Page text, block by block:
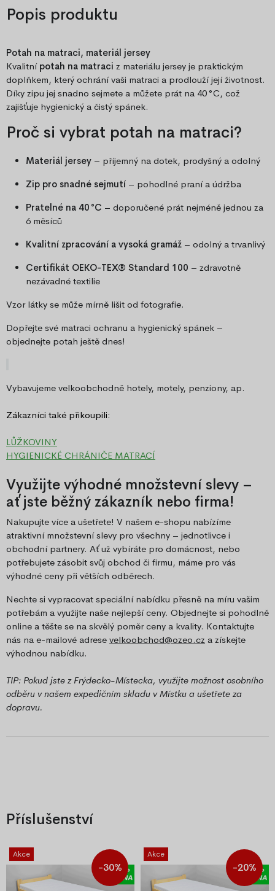
Popis produktu
Potah na matraci, materiál jersey
Kvalitní potah na matraci z materiálu jersey je praktickým
doplňkem, který ochrání vaši matraci a prodlouží její životnost.
Díky zipu jej snadno sejmete a můžete prát na 40 °C, což
zajišťuje hygienický a čistý spánek.
Proč si vybrat potah na matraci?
Materiál jersey – příjemný na dotek, prodyšný a odolný
Zip pro snadné sejmutí – pohodlné praní a údržba
Pratelné na 40 °C – doporučené prát nejméně jednou za
6 měsíců
Kvalitní zpracování a vysoká gramáž – odolný a trvanlivý
Certifikát OEKO-TEX® Standard 100 – zdravotně
nezávadné textilie
Vzor látky se může mírně lišit od fotografie.
Dopřejte své matraci ochranu a hygienický spánek –
objednejte potah ještě dnes!
Vybavujeme velkoobchodně hotely, motely, penziony, ap.
Zákazníci také přikoupili:
LŮŽKOVINY
HYGIENICKÉ CHRÁNIČE MATRACÍ
Využijte výhodné množstevní slevy –
ať jste běžný zákazník nebo firma!
Nakupujte více a ušetřete! V našem e-shopu nabízíme
atraktivní množstevní slevy pro všechny – jednotlivce i
obchodní partnery. Ať už vybíráte pro domácnost, nebo
potřebujete zásobit svůj obchod či firmu, máme pro vás
výhodné ceny při větších odběrech.
Nechte si vypracovat speciální nabídku přesně na míru vašim
potřebám a využijte naše nejlepší ceny. Objednejte si pohodlně
online a těšte se na skvělý poměr ceny a kvality. Kontaktujte
nás na e-mailové adrese velkoobchod@ozeo.cz a získejte
výhodnou nabídku.
TIP: Pokud jste z Frýdecko-Místecka, využijte možnost osobního
odběru v našem expedičním skladu v Místku a ušetřete za
dopravu.
Příslušenství
Akce
-30%
Akce
-20%